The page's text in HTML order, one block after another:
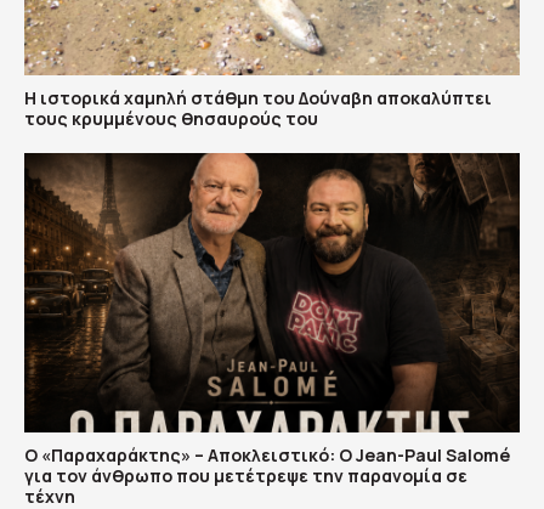
Η ιστορικά χαμηλή στάθμη του Δούναβη αποκαλύπτει
τους κρυμμένους θησαυρούς του
Ο «Παραχαράκτης» – Αποκλειστικό: Ο Jean-Paul Salomé
για τον άνθρωπο που μετέτρεψε την παρανομία σε
τέχνη